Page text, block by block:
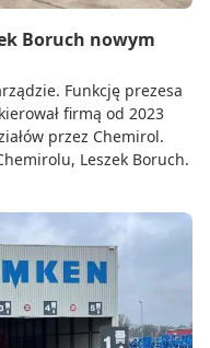
Boruch nowym
Funkcję prezesa
firmą od 2023
przez Chemirol.
Leszek Boruch.